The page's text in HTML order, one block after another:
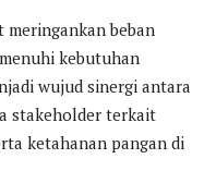
meringankan beban
kebutuhan
wujud sinergi antara
stakeholder terkait
ketahanan pangan di